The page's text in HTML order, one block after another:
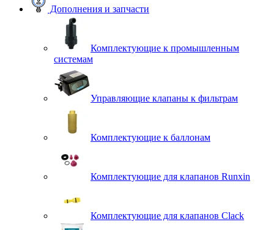
Дополнения и запчасти
Комплектующие к промышленным
системам
Управляющие клапаны к фильтрам
Комплектующие к баллонам
Комплектующие для клапанов Runxin
Комплектующие для клапанов Clack